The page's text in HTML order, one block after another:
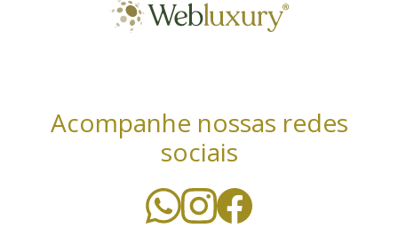
Utilizamos cookies essenciais e tecnologias
semelhantes de acordo com a nossa Política de
Acompanhe nossas redes
sociais